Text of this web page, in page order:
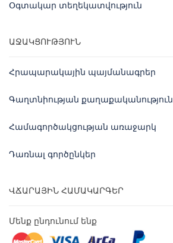
Օգտակար տեղեկատվություն
ԱՋԱԿՑՈՒԹՅՈՒՆ
Հրապարակային պայմանագրեր
Գաղտնիության քաղաքականություն
Համագործակցության առաջարկ
Դառնալ գործընկեր
ՎՃԱՐԱՅԻՆ ՀԱՄԱԿԱՐԳԵՐ
Մենք ընդունում ենք